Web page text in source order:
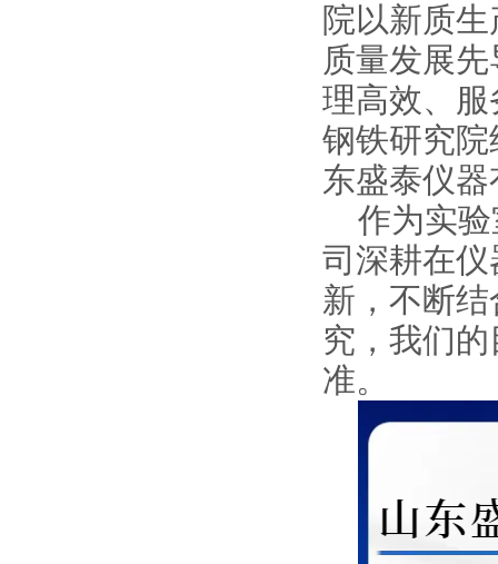
院以新质
质量发展
理高效、
钢铁研究
东盛泰仪
作为实
司深耕在
新，不断
究，我们
准。